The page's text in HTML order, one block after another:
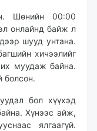
Шөнийн 00:00
онлайнд байж л
шууд унтана.
хичээлийг
муудаж байна.
болсон.
бол хүүхэд
Хүнээс айж,
ялгаагүй.